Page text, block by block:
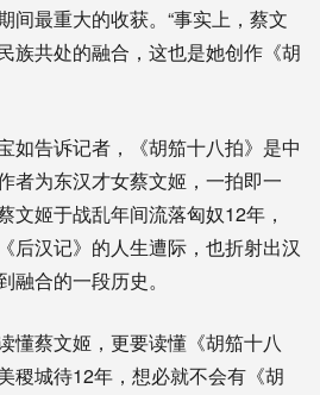
间最重大的收获。“事实上，蔡文
族共处的融合，这也是她创作《胡
告诉记者，《胡笳十八拍》是中
者为东汉才女蔡文姬，一拍即一
文姬于战乱年间流落匈奴12年，
后汉记》的人生遭际，也折射出汉
合的一段历史。
蔡文姬，更要读懂《胡笳十八
稷城待12年，想必就不会有《胡